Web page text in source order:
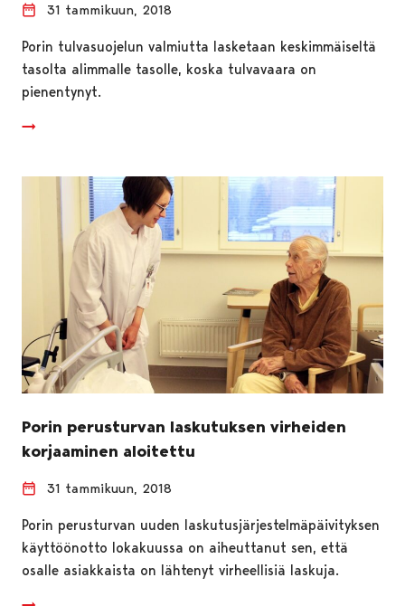
31 tammikuun, 2018
Porin tulvasuojelun valmiutta lasketaan keskimmäiseltä
tasolta alimmalle tasolle, koska tulvavaara on
pienentynyt.
Porin perusturvan laskutuksen virheiden
korjaaminen aloitettu
31 tammikuun, 2018
Porin perusturvan uuden laskutusjärjestelmäpäivityksen
käyttöönotto lokakuussa on aiheuttanut sen, että
osalle asiakkaista on lähtenyt virheellisiä laskuja.